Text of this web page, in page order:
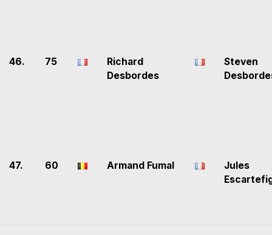
46. 75
Richard
Desbordes
Steven
47. 60 Armand Fumal
Jules